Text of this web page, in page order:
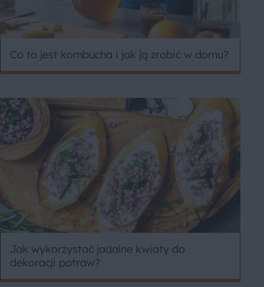
Co to jest kombucha i jak ją zrobić w domu?
Jak wykorzystać jadalne kwiaty do
dekoracji potraw?